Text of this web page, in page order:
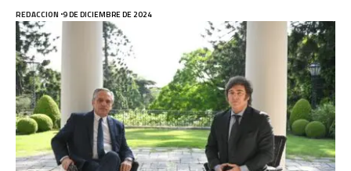
REDACCION 9 DE DICIEMBRE DE 2024